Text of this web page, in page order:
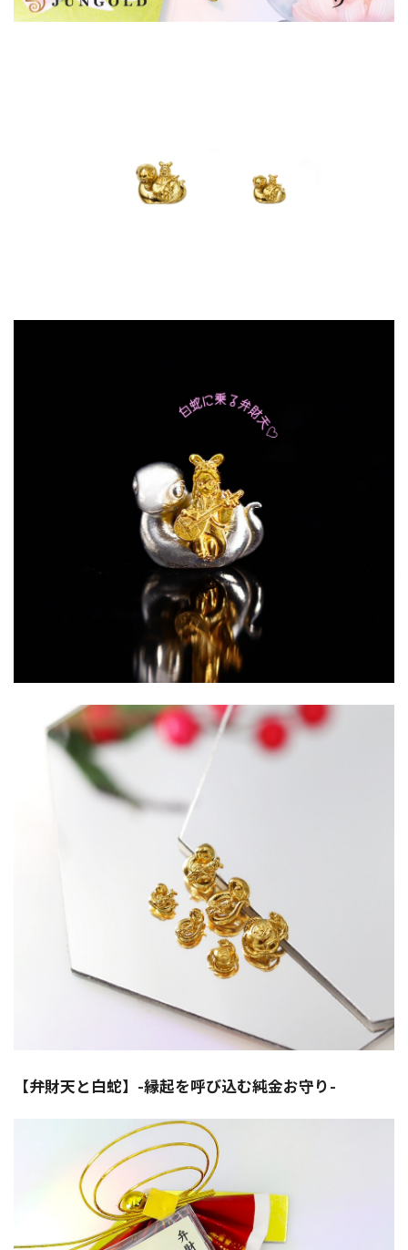
【弁財天と白蛇】-縁起を呼び込む純金お守り-